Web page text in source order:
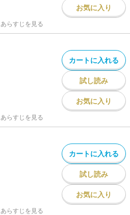
お気に入り
あらすじを見る
カートに入れる
試し読み
お気に入り
あらすじを見る
カートに入れる
試し読み
お気に入り
あらすじを見る